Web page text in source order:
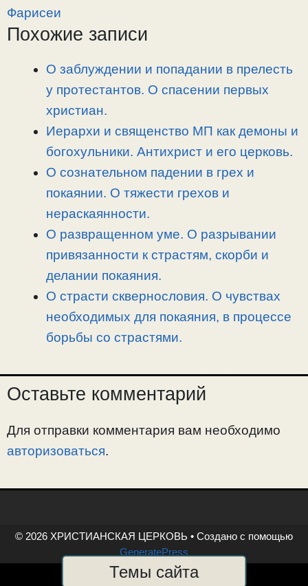
n
a
o
и
Фарисеи
Похожие записи
О заблуждении и попадании в прелесть
у протестантов. О спасении первых
христиан.
Иерархи и священство МП как демоны и
богохульники. Антихрист и его церковь.
О сознательном падении в грех и
покаянии. О тяжести грехов и
нераскаянности.
О развращенном уме. О разрывании
привязанности к страстям, скорби и
делании покаяния.
О страсти сквернословия. О чувствах
необходимых для покаяния, в процессе
борьбы со страстями.
Оставьте комментарий
Для отправки комментария вам необходимо
авторизоваться.
© 2026 ХРИСТИАНСКАЯ ЦЕРКОВЬ • Создано с помощью
GeneratePress
Темы сайта